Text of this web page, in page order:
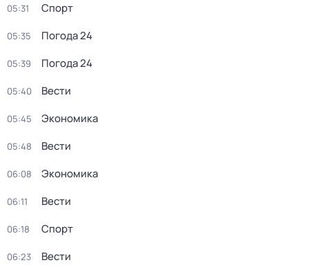
05:31 Спорт
05:35 Погода 24
05:39 Погода 24
05:40 Вести
05:45 Экономика
05:48 Вести
06:08 Экономика
06:11 Вести
06:18 Спорт
06:23 Вести